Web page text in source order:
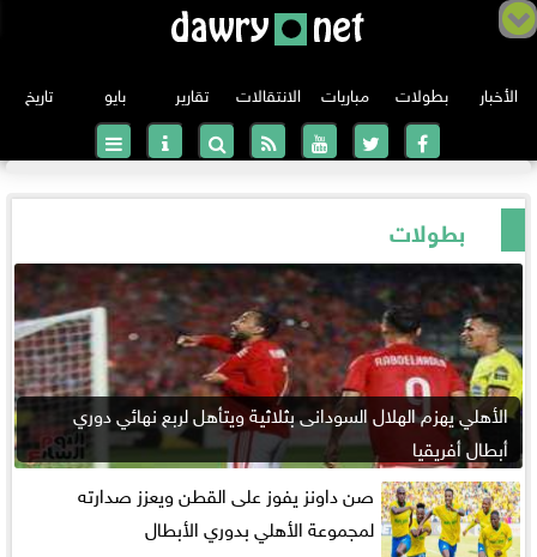
الأخبار بطولات
الدوري الانجليزي
الدوري الإسباني
الدوري الإيطالي
الدوري الألماني
دوري أبطال أوروبا
الدوري الفرنسي
الدوري الأوروبي
الدوري السعودي
مباريات الانتقالات تقارير بايو تاريخ
بطولات
الأهلي يهزم الهلال السودانى بثلاثية ويتأهل لربع نهائي دوري
أبطال أفريقيا
صن داونز يفوز على القطن ويعزز صدارته
لمجموعة الأهلي بدوري الأبطال